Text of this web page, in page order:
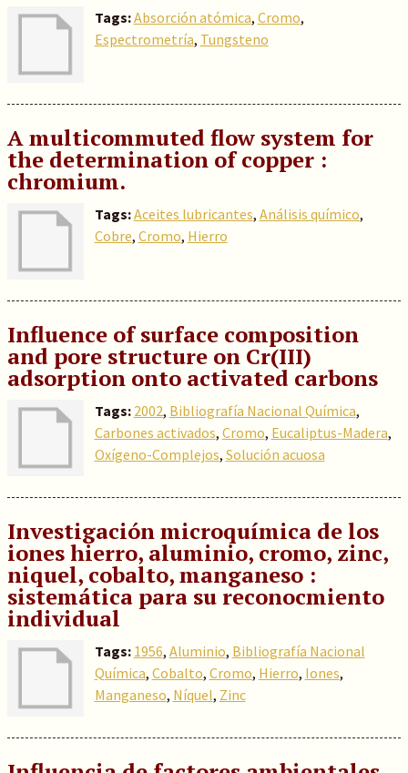
Tags:Absorción atómica, Cromo,
Espectrometría, Tungsteno
A multicommuted flow system for
the determination of copper :
chromium.
Tags:Aceites lubricantes, Análisis químico,
Cobre, Cromo, Hierro
Influence of surface composition
and pore structure on Cr(III)
adsorption onto activated carbons
Tags: 2002, Bibliografía Nacional Química,
Carbones activados, Cromo, Eucaliptus-Madera,
Oxígeno-Complejos, Solución acuosa
Investigación microquímica de los
iones hierro, aluminio, cromo, zinc,
niquel, cobalto, manganeso :
sistemática para su reconocmiento
individual
Tags: 1956, Aluminio, Bibliografía Nacional
Química, Cobalto, Cromo, Hierro, Iones,
Manganeso, Níquel, Zinc